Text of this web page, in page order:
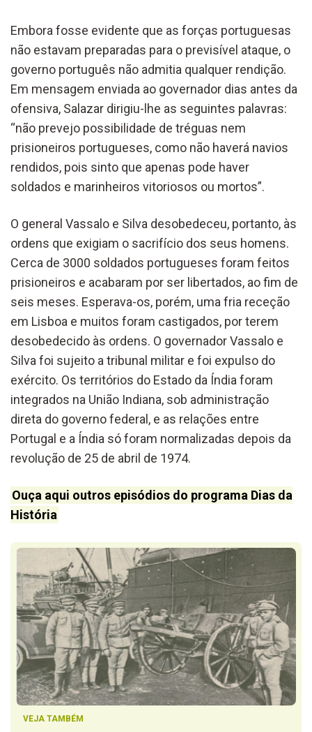
Embora fosse evidente que as forças portuguesas
não estavam preparadas para o previsível ataque, o
governo português não admitia qualquer rendição.
Em mensagem enviada ao governador dias antes da
ofensiva, Salazar dirigiu-lhe as seguintes palavras:
“não prevejo possibilidade de tréguas nem
prisioneiros portugueses, como não haverá navios
rendidos, pois sinto que apenas pode haver
soldados e marinheiros vitoriosos ou mortos”.
O general Vassalo e Silva desobedeceu, portanto, às
ordens que exigiam o sacrifício dos seus homens.
Cerca de 3000 soldados portugueses foram feitos
prisioneiros e acabaram por ser libertados, ao fim de
seis meses. Esperava-os, porém, uma fria receção
em Lisboa e muitos foram castigados, por terem
desobedecido às ordens. O governador Vassalo e
Silva foi sujeito a tribunal militar e foi expulso do
exército. Os territórios do Estado da Índia foram
integrados na União Indiana, sob administração
direta do governo federal, e as relações entre
Portugal e a Índia só foram normalizadas depois da
revolução de 25 de abril de 1974.
Ouça aqui outros episódios do programa Dias da
História
VEJA TAMBÉM